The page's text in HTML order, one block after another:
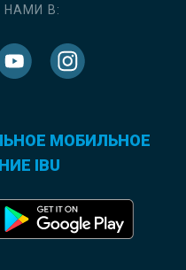
НАМИ В:
МОБИЛЬНОЕ
IBU